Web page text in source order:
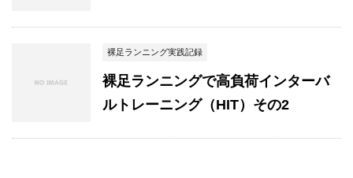
裸足ランニング実践記録
裸足ランニングで高負荷インターバ
ルトレーニング（HIT）その2